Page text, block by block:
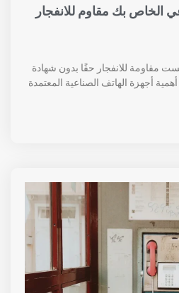
بك مقاوم للانفجار
للانفجار حقًا بدون شهادة
أجهزة الهاتف الصناعية المعتمدة